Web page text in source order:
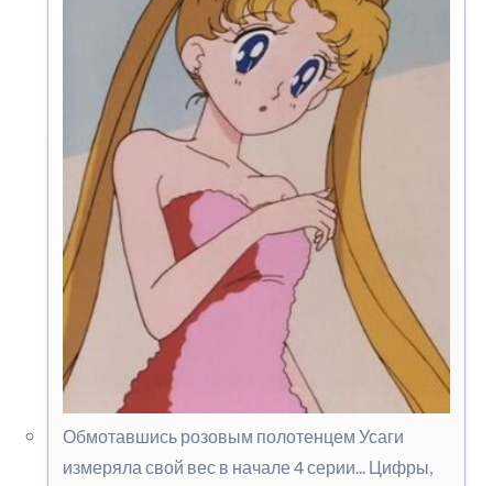
Обмотавшись розовым полотенцем Усаги
измеряла свой вес в начале 4 серии... Цифры,